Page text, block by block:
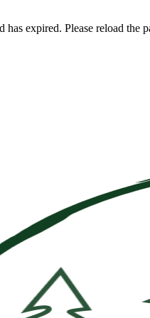
expired. Please reload the